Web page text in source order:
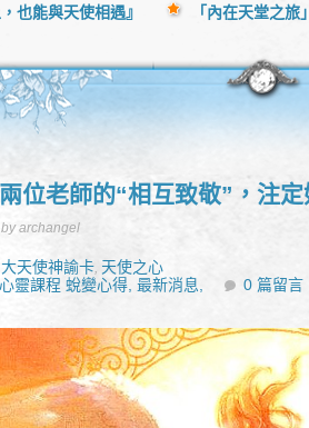
兩位老師的“相互致敬”，注
by archangel
大天使神諭卡, 天使之心
心靈課程 蛻變心得,最新消息, 0 篇留言
，也能與天使相遇』 「內在天堂之